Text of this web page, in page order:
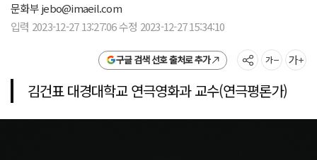
문화부jebo@imaeil.com
입력 2023-12-27 13:27:06 수정 2023-12-27 15:34:10
구글 검색 선호 출처로 추가
김건표 대경대학교 연극영화과 교수(연극평론가)